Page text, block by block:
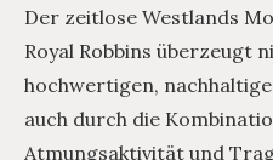
Der zeitlose Westlands
Royal Robbins überzeugt
hochwertigen,
auch durch die
Atmungsaktivität und